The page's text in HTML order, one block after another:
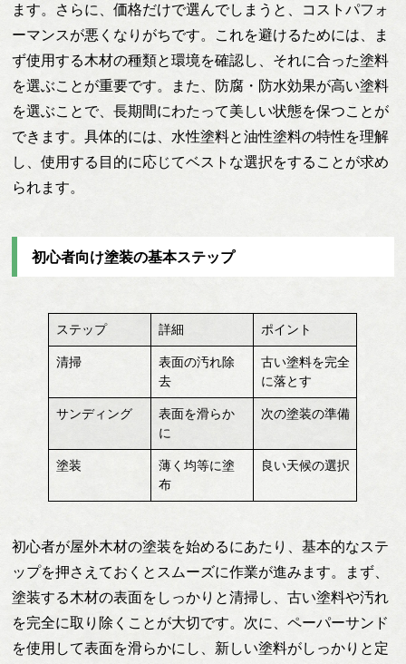
ます。さらに、価格だけで選んでしまうと、コストパフォ
ーマンスが悪くなりがちです。これを避けるためには、ま
ず使用する木材の種類と環境を確認し、それに合った塗料
を選ぶことが重要です。また、防腐・防水効果が高い塗料
を選ぶことで、長期間にわたって美しい状態を保つことが
できます。具体的には、水性塗料と油性塗料の特性を理解
し、使用する目的に応じてベストな選択をすることが求め
られます。
初心者向け塗装の基本ステップ
ステップ 詳細 ポイント
清掃
表面の汚れ除
去
古い塗料を完全
に落とす
サンディング
表面を滑らか
に
次の塗装の準備
塗装
薄く均等に塗
布
良い天候の選択
初心者が屋外木材の塗装を始めるにあたり、基本的なステ
ップを押さえておくとスムーズに作業が進みます。まず、
塗装する木材の表面をしっかりと清掃し、古い塗料や汚れ
を完全に取り除くことが大切です。次に、ペーパーサンド
を使用して表面を滑らかにし、新しい塗料がしっかりと定